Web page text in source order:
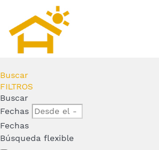
Buscar
FILTROS
Buscar
Fechas
Fechas
Búsqueda flexible